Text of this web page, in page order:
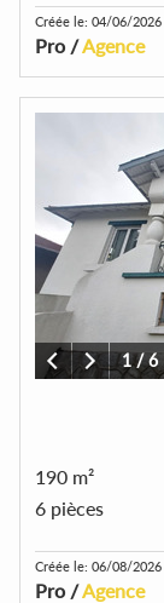
Créée le: 04/06/2026
Pro /Agence
1/6
190 m²
6 pièces
Créée le: 06/08/2026
Pro /Agence